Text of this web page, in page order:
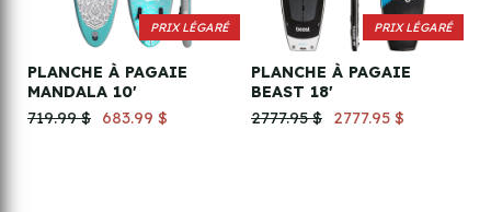
PRIX LÉGARÉ
PLANCHE À PAGAIE
MANDALA 10'
719.99 $
683.99 $
PRIX LÉGARÉ
PLANCHE À PAGAIE
BEAST 18'
2777.95 $
2777.95 $